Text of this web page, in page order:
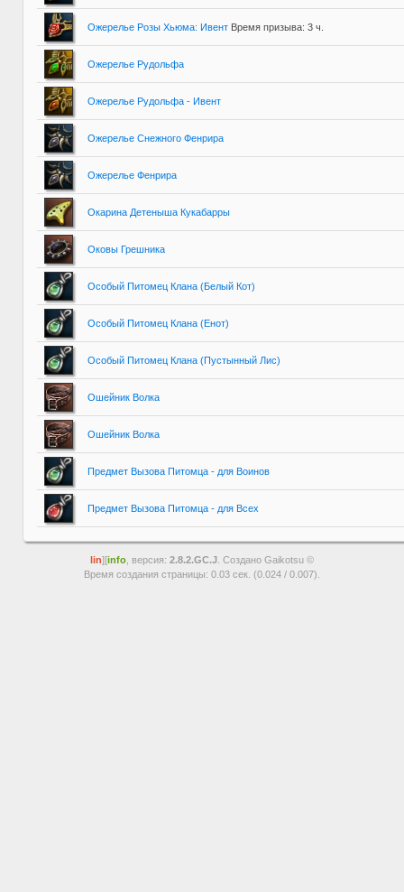
Ожерелье Розы Хьюма: Ивент Время призыва: 3 ч.
Ожерелье Рудольфа
Ожерелье Рудольфа - Ивент
Ожерелье Снежного Фенрира
Ожерелье Фенрира
Окарина Детеныша Кукабарры
Оковы Грешника
Особый Питомец Клана (Белый Кот)
Особый Питомец Клана (Енот)
Особый Питомец Клана (Пустынный Лис)
Ошейник Волка
Ошейник Волка
Предмет Вызова Питомца - для Воинов
Предмет Вызова Питомца - для Всех
lin][info , версия: 2.8.2.GC.J . Создано Gaikotsu ©
Время создания страницы: 0.03 сек. (0.024 / 0.007).